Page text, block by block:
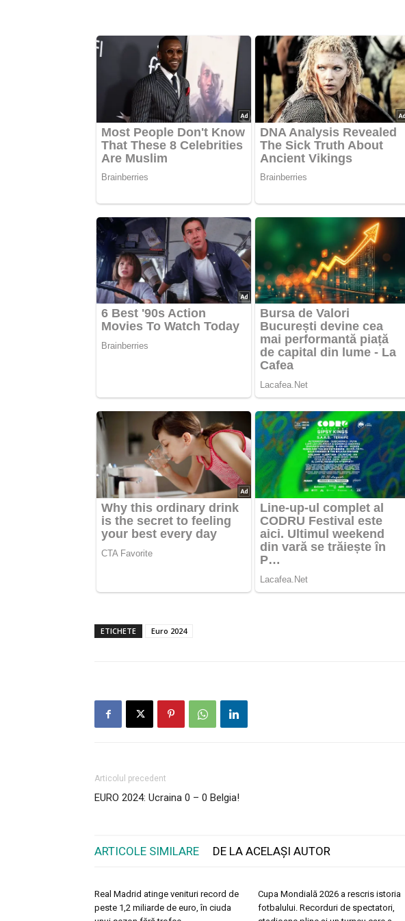
ETICHETE Euro 2024
Articolul precedent
EURO 2024: Ucraina 0 – 0 Belgia!
ARTICOLE SIMILARE DE LA ACELAȘI AUTOR
Real Madrid atinge venituri record de
peste 1,2 miliarde de euro, în ciuda
Cupa Mondială 2026 a rescris istoria
fotbalului. Recorduri de spectatori,